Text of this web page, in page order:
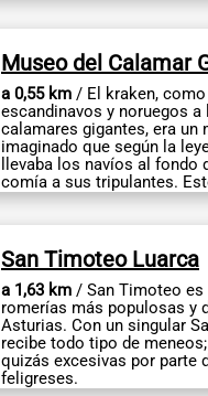
Museo del Calamar
a 0,55 km / El kraken,
escandinavos y noruegos a
calamares gigantes, era un
imaginado que según la
llevaba los navíos al fondo
comía a sus tripulantes.
San Timoteo Luarca
a 1,63 km / San Timoteo es
romerías más populosas y
Asturias. Con un singular
recibe todo tipo de
quizás excesivas por parte
feligreses.